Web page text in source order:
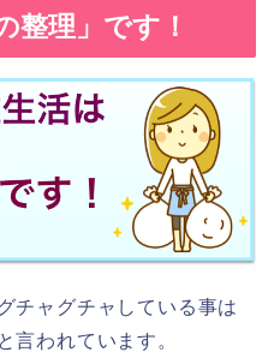
整理」です！
チャグチャしている事は
言われています。